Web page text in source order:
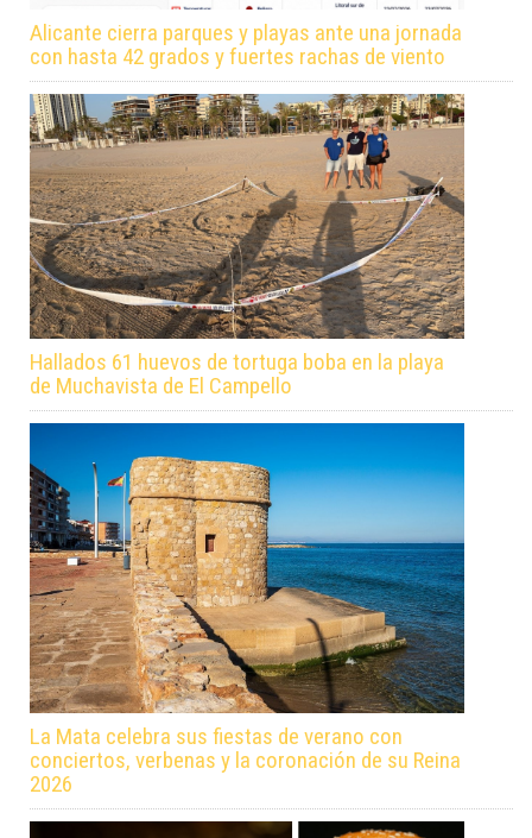
Alicante cierra parques y playas ante una jornada
con hasta 42 grados y fuertes rachas de viento
Hallados 61 huevos de tortuga boba en la playa
de Muchavista de El Campello
La Mata celebra sus fiestas de verano con
conciertos, verbenas y la coronación de su Reina
2026